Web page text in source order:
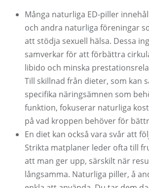
Många naturliga ED-piller
och andra naturliga föreningar
att stödja sexuell hälsa. Dessa
samverkar för att förbättra
libido och minska
Till skillnad från dieter, som kan
specifika näringsämnen som
funktion, fokuserar naturliga
på vad kroppen behöver för
En diet kan också vara svår att
Strikta matplaner leder ofta till
att man ger upp, särskilt när
långsamma. Naturliga piller, å